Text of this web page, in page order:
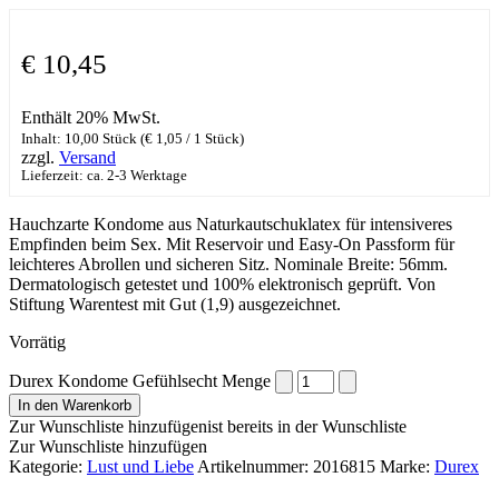
€ 10,45
Enthält 20% MwSt.
Inhalt: 10,00 Stück (€ 1,05 / 1 Stück)
zzgl. Versand
Lieferzeit: ca. 2-3 Werktage
Hauchzarte Kondome aus Naturkautschuklatex für intensiveres
Empfinden beim Sex. Mit Reservoir und Easy-On Passform für
leichteres Abrollen und sicheren Sitz. Nominale Breite: 56mm.
Dermatologisch getestet und 100% elektronisch geprüft. Von
Stiftung Warentest mit Gut (1,9) ausgezeichnet.
Vorrätig
Durex Kondome Gefühlsecht Menge
In den Warenkorb
Zur Wunschliste hinzufügenist bereits in der Wunschliste
Zur Wunschliste hinzufügen
Kategorie: Lust und Liebe Artikelnummer: 2016815 Marke: Durex